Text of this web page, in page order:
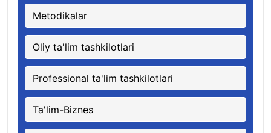
Metodikalar
Oliy ta'lim tashkilotlari
Professional ta'lim tashkilotlari
Ta'lim-Biznes